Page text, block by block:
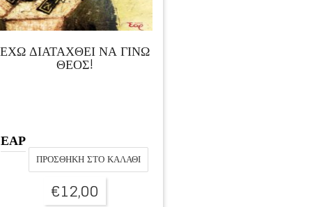
ΕΧΩ ΔΙΑΤΑΧΘΕΙ ΝΑ ΓΙΝΩ
ΘΕΟΣ!
ΕΑΡ
ΠΡΟΣΘΉΚΗ ΣΤΟ ΚΑΛΆΘΙ
€12,00